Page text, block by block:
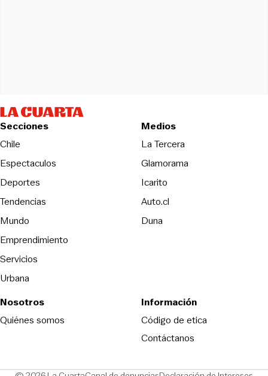
Secciones
Chile
Espectaculos
Deportes
Tendencias
Mundo
Emprendimiento
Servicios
Urbana
Medios
La TerceraOpens in new
Glamorama
Icarito
Auto.cl
DunaOpens in new window
Nosotros
Quiénes somos
Información
Código de eticaOpens in new
Contáctanos